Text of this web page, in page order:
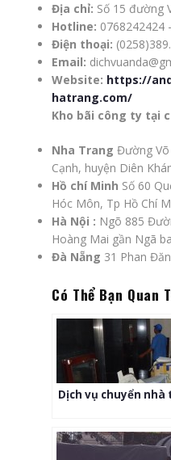
Địa chỉ: Số 15 đường
Hotline: 0768242424
Điện thoại:
Email:
Website: https://
hatrang.com/
Kho bãi công ty tại
Nha Trang Đường Võ
Cạnh, huyện Diên
Hồ chí Minh Số 60
Hóc Môn, Tp Hồ Chí
Hà Nội : Ngõ 885
Hoàng Mai gần Ngã
Đà Nẵng 31 Phan
Có Thể Bạn Quan
Dịch vụ chuyển